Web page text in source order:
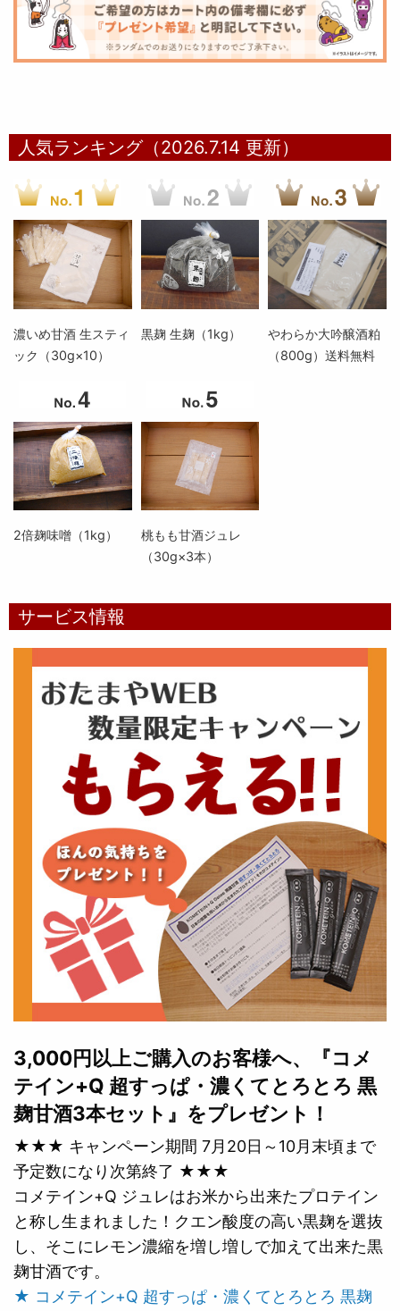
人気ランキング（2026.7.14 更新）
濃いめ甘酒 生スティ
ック（30g×10）
黒麹 生麹（1kg）
やわらか大吟醸酒粕
（800g）送料無料
2倍麹味噌（1kg）
桃もも甘酒ジュレ
（30g×3本）
サービス情報
3,000円以上ご購入のお客様へ、『コメ
テイン+Q 超すっぱ・濃くてとろとろ 黒
麹甘酒3本セット』をプレゼント！
★★★ キャンペーン期間 7月20日～10月末頃まで
予定数になり次第終了 ★★★
コメテイン+Q ジュレはお米から出来たプロテイン
と称し生まれました！クエン酸度の高い黒麹を選抜
し、そこにレモン濃縮を増し増しで加えて出来た黒
麹甘酒です。
★ コメテイン+Q 超すっぱ・濃くてとろとろ 黒麹